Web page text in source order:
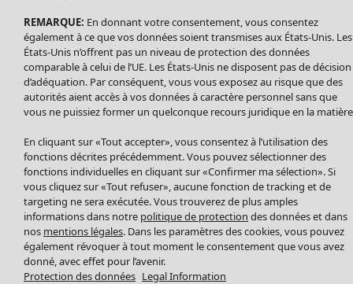
Leggings et collants
Accessoires
Chaussures
Vêtements de bain
Basics
Soldes Mobilier
Bonnes affaires déco
Décoration
Textiles
Tapis
Éponge
REMARQUE: En donnant votre consentement, vous consentez
également à ce que vos données soient transmises aux États-Unis. Les
États-Unis n’offrent pas un niveau de protection des données
comparable à celui de l’UE. Les États-Unis ne disposent pas de décision
d’adéquation. Par conséquent, vous vous exposez au risque que des
autorités aient accès à vos données à caractère personnel sans que
vous ne puissiez former un quelconque recours juridique en la
En cliquant sur «Tout accepter», vous consentez à l’utilisation des
fonctions décrites précédemment. Vous pouvez sélectionner des
fonctions individuelles en cliquant sur «Confirmer ma sélection». Si
vous cliquez sur «Tout refuser», aucune fonction de tracking et de
targeting ne sera exécutée. Vous trouverez de plus amples
informations dans notre politique de protection des données et dans
nos mentions légales. Dans les paramètres des cookies, vous pouvez
également révoquer à tout moment le consentement que vous avez
donné, avec effet pour l’avenir.
Protection des données Legal Information